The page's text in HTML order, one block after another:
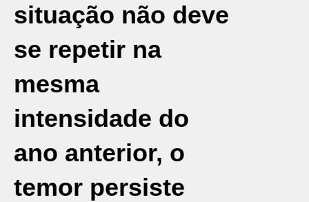
situação não deve
se repetir na
mesma
intensidade do
ano anterior, o
temor persiste